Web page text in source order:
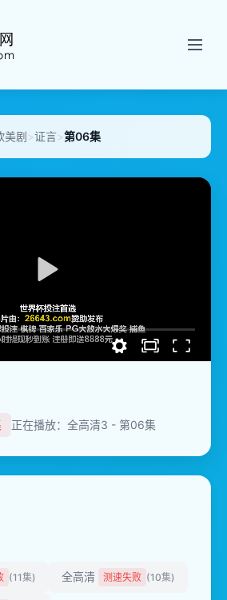
美剧>证言>第06集
正在播放：全高清3 - 第06集
(11集) 全高清 测速失败 (10集)